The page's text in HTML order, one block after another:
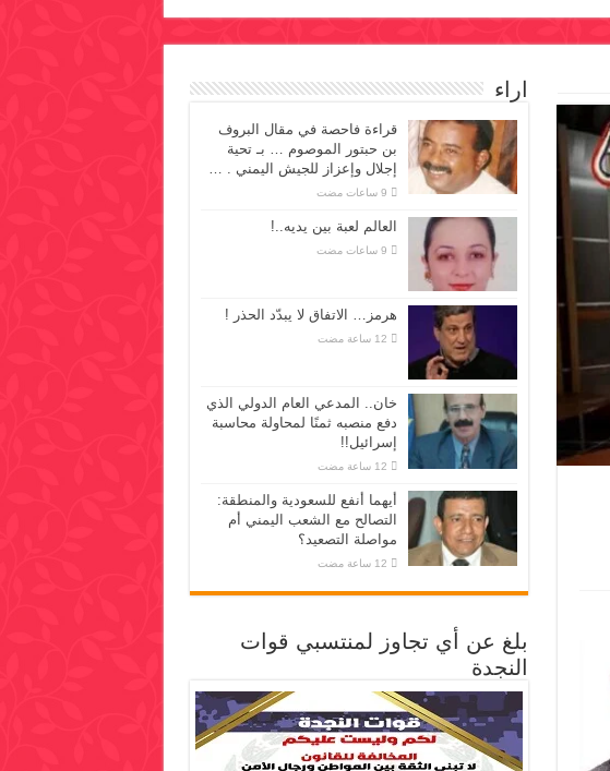
اراء
قراءة فاحصة في مقال البروف
بن حبتور الموصوم … بـ تحية
إجلال وإعزاز للجيش اليمني . …
العالم لعبة بين يديه..!
هرمز… الاتفاق لا يبدّد الحذر !
خان.. المدعي العام الدولي الذي
دفع منصبه ثمنًا لمحاولة محاسبة
إسرائيل!!
أيهما أنفع للسعودية والمنطقة:
التصالح مع الشعب اليمني أم
مواصلة التصعيد؟
بلغ عن أي تجاوز لمنتسبي قوات
النجدة